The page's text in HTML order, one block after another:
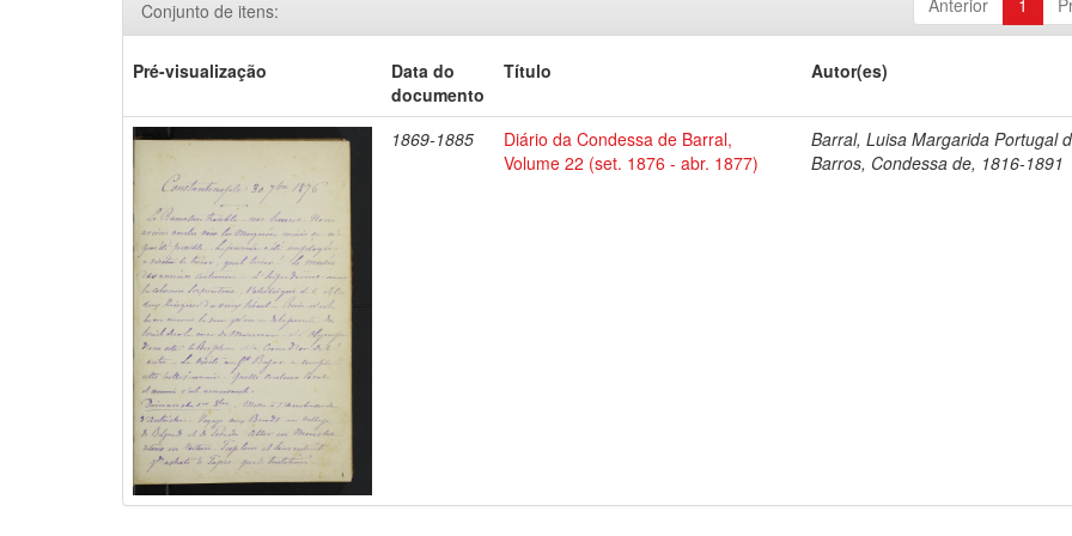
Anterior 1
Conjunto de itens:
Pré-visualização
Data do
documento
Título Autor(es)
1869-1885
Diário da Condessa de Barral,
Volume 22 (set. 1876 - abr. 1877)
Barral, Luisa Margarida Portugal
Barros, Condessa de, 1816-1891